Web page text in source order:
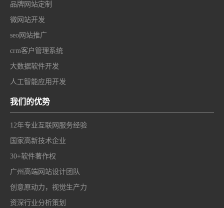
品牌网站定制
微网站开发
seo网站推广
crm客户管理系统
大数据软件开发
人工智能应用开发
我们的优势
12年专业互联网服务经验
国家高新技术企业
30+软件著作权
广州高端网站设计团队
创意原动力，视觉生产力
资深行业分析策划